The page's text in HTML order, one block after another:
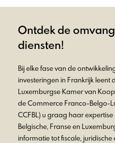
Ontdek de
diensten!
Bij elke fase van de
investeringen in Frankrijk leent
Luxemburgse Kamer van
de Commerce Franco-Belgo-
CCFBL) u graag haar
Belgische, Franse en
informatie tot fiscale,